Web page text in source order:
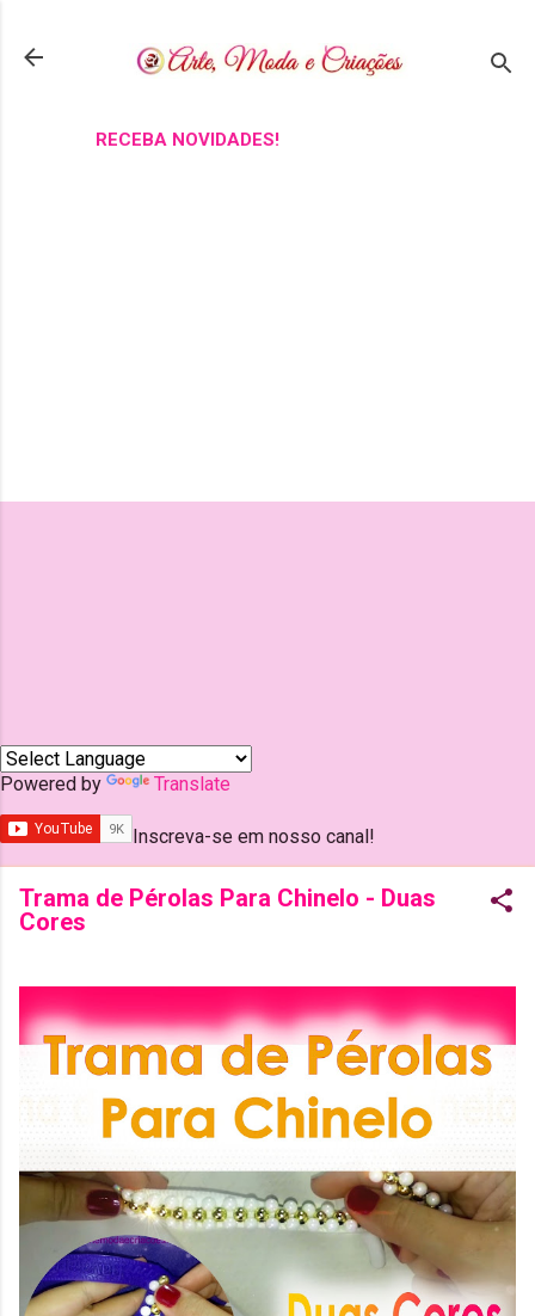
RECEBA NOVIDADES!
Powered by Translate
Inscreva-se em nosso canal!
Trama de Pérolas Para Chinelo - Duas
Cores